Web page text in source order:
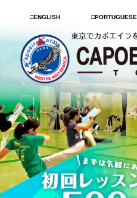
□ENGLISH □PORTUGUESE